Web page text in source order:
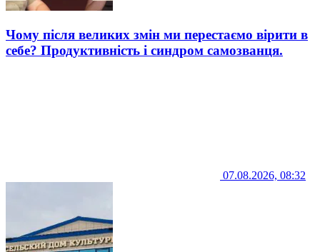
Чому після великих змін ми перестаємо вірити в
себе? Продуктивність і синдром самозванця.
07.08.2026, 08:32